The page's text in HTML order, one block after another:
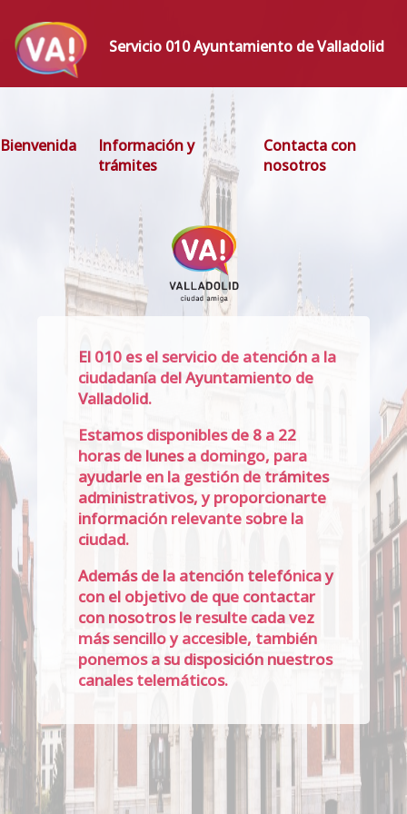
Servicio 010 Ayuntamiento de Valladolid
Bienvenida
Información y
trámites
Contacta con
nosotros
El 010 es el servicio de atención a la
ciudadanía del Ayuntamiento de
Valladolid.
Estamos disponibles de 8 a 22
horas de lunes a domingo, para
ayudarle en la gestión de trámites
administrativos, y proporcionarte
información relevante sobre la
ciudad.
Además de la atención telefónica y
con el objetivo de que contactar
con nosotros le resulte cada vez
más sencillo y accesible, también
ponemos a su disposición nuestros
canales telemáticos.